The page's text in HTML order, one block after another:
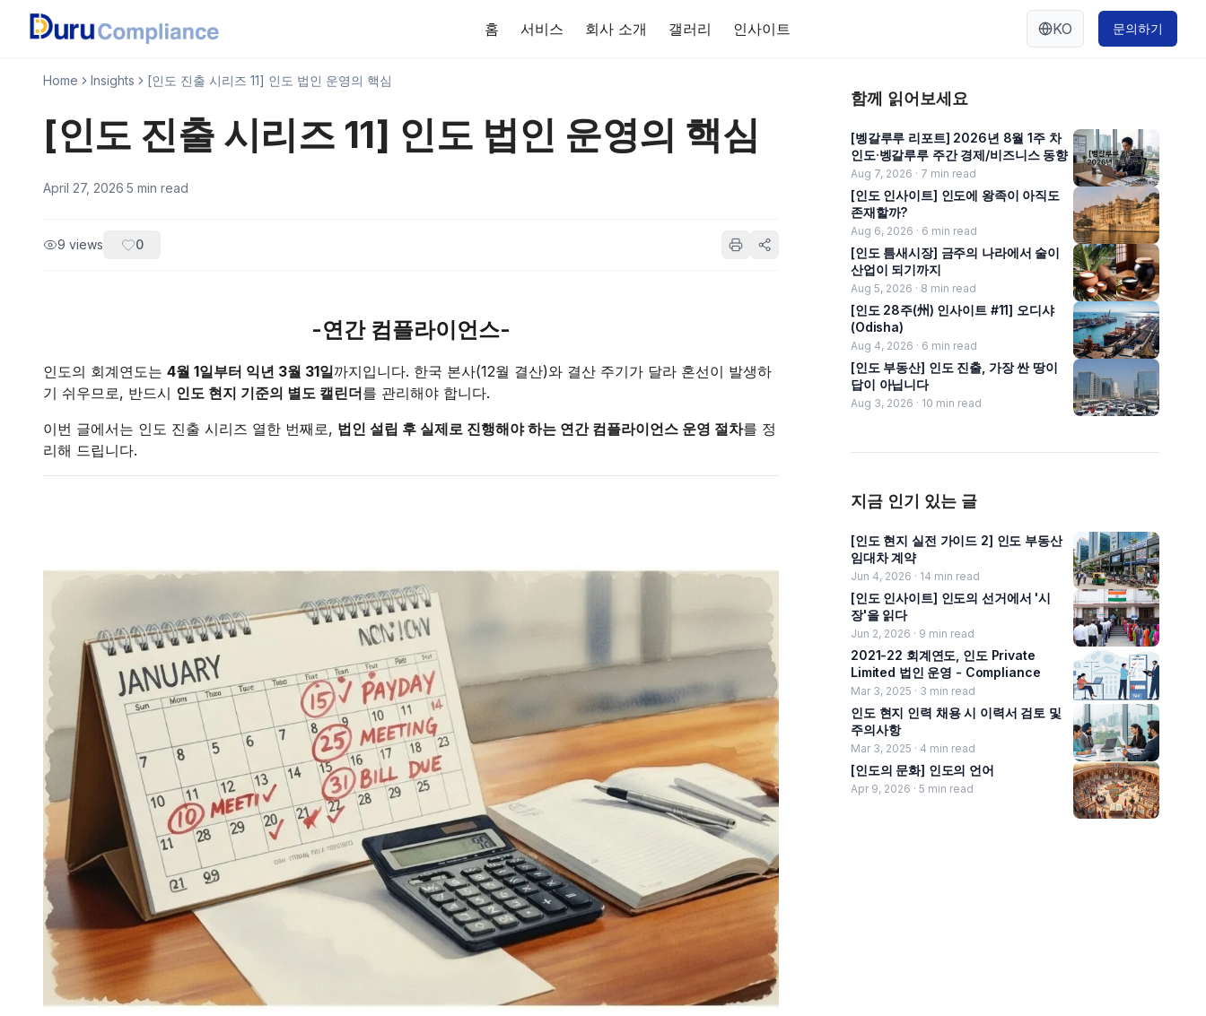
홈 서비스 회사 소개 갤러리 인사이트 KO 문의하기
Home Insights [인도 진출 시리즈 11] 인도 법인 운영의 핵심
[인도 진출 시리즈 11] 인도 법인 운영의 핵심
April 27, 2026·5 min read
9 views 0
-연간 컴플라이언스-
인도의 회계연도는 4월 1일부터 익년 3월 31일까지입니다. 한국 본사(12월 결산)와 결산 주기가 달라 혼선이 발생하
기 쉬우므로, 반드시 인도 현지 기준의 별도 캘린더를 관리해야 합니다.
이번 글에서는 인도 진출 시리즈 열한 번째로, 법인 설립 후 실제로 진행해야 하는 연간 컴플라이언스 운영 절차를 정
리해 드립니다.
함께 읽어보세요
[벵갈루루 리포트] 2026년 8월 1주 차
인도·벵갈루루 주간 경제/비즈니스 동향
Aug 7, 2026 · 7 min read
[인도 인사이트] 인도에 왕족이 아직도
존재할까?
Aug 6, 2026 · 6 min read
[인도 틈새시장] 금주의 나라에서 술이
산업이 되기까지
Aug 5, 2026 · 8 min read
[인도 28주(州) 인사이트 #11] 오디샤
(Odisha)
Aug 4, 2026 · 6 min read
[인도 부동산] 인도 진출, 가장 싼 땅이
답이 아닙니다
Aug 3, 2026 · 10 min read
지금 인기 있는 글
[인도 현지 실전 가이드 2] 인도 부동산
임대차 계약
Jun 4, 2026 · 14 min read
[인도 인사이트] 인도의 선거에서 '시
장'을 읽다
Jun 2, 2026 · 9 min read
2021-22 회계연도, 인도 Private
Limited 법인 운영 - Compliance
Mar 3, 2025 · 3 min read
인도 현지 인력 채용 시 이력서 검토 및
주의사항
Mar 3, 2025 · 4 min read
[인도의 문화] 인도의 언어
Apr 9, 2026 · 5 min read